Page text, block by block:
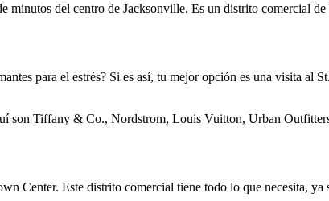
minutos del centro de Jacksonville. Es un distrito comercial
para el estrés? Si es así, tu mejor opción es una visita
son Tiffany & Co., Nordstrom, Louis Vuitton, Urban
Center. Este distrito comercial tiene todo lo que necesita,